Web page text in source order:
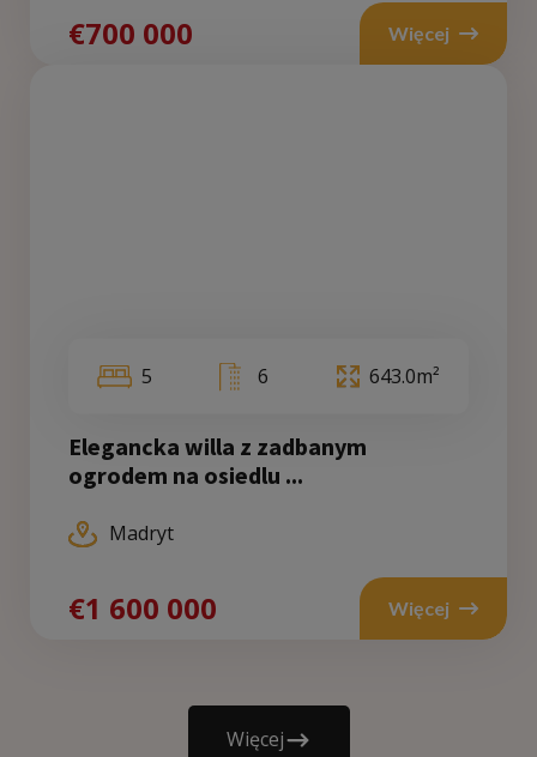
€700 000 Więcej
5 6 643.0m²
Elegancka willa z zadbanym
ogrodem na osiedlu ...
Madryt
€1 600 000 Więcej
Więcej